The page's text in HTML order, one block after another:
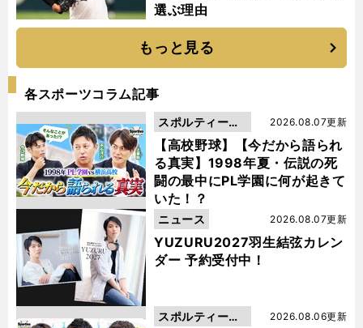
選ぶ理由
もっと見る
各スポーツコラム記事
【高校野球】【今だから語られ
る真実】1998年夏・伝説の死
闘の最中にPL学園に何が起きて
いた！？
2026.08.07更新
スポルティーバ
動画
YUZURU2027羽生結弦カレン
ダー 予約受付中！
2026.08.07更新
ニュース
2026.08.06更新
スポルティーバ